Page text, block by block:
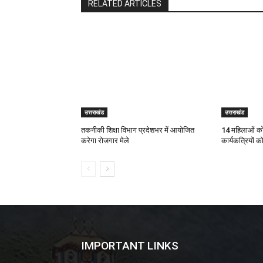
RELATED ARTICLES
उत्तराखंड
तकनीकी शिक्षा विभाग प्रदेशभर में आयोजित
करेगा रोजगार मेले
उत्तराखंड
14 महिलाओं
कार्यकत्रियों
IMPORTANT LINKS